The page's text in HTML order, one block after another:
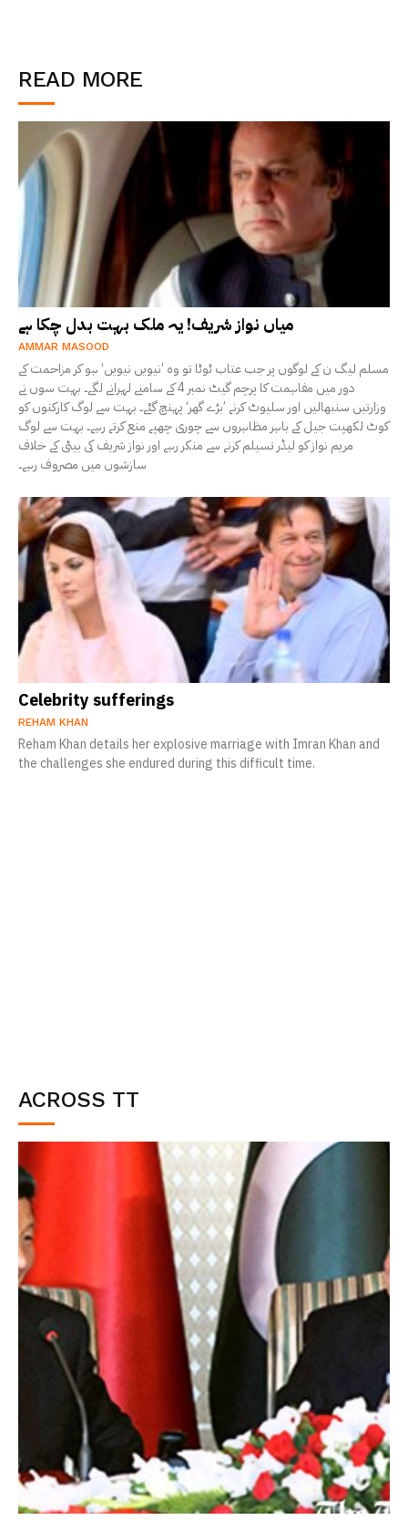
ACROSS TT
READ MORE
میاں نواز شریف! یہ ملک بہت بدل چکا ہے
AMMAR MASOOD
مسلم لیگ ن کے لوگوں پر جب عتاب ٹوٹا تو وہ ’نیویں نیویں‘ ہو کر مزاحمت کے
دور میں مفاہمت کا پرچم گیٹ نمبر 4 کے سامنے لہرانے لگے۔ بہت سوں نے
وزارتیں سنبھالیں اور سلیوٹ کرنے ’بڑے گھر‘ پہنچ گئے۔ بہت سے لوگ کارکنوں کو
کوٹ لکھپت جیل کے باہر مظاہروں سے چوری چھپے منع کرتے رہے۔ بہت سے لوگ
مریم نواز کو لیڈر تسیلم کرنے سے منکر رہے اور نواز شریف کی بیٹی کے خلاف
سازشوں میں مصروف رہے۔
Celebrity sufferings
REHAM KHAN
Reham Khan details her explosive marriage with Imran Khan and
the challenges she endured during this difficult time.